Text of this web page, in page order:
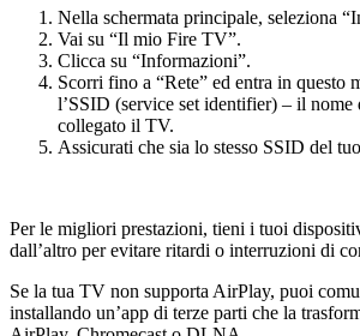
Nella schermata principale, seleziona
Vai su “Il mio Fire TV”.
Clicca su “Informazioni”.
Scorri fino a “Rete” ed entra in questo
l’SSID (service set identifier) – il
collegato il TV.
Assicurati che sia lo stesso SSID del
Per le migliori prestazioni, tieni i tuoi
dall’altro per evitare ritardi o interruzioni di
Se la tua TV non supporta AirPlay, puoi
installando un’app di terze parti che la